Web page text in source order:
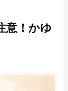
意！かゆ